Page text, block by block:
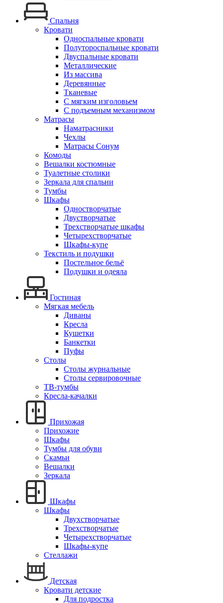
Спальня
Кровати
Односпальные кровати
Полутороспальные кровати
Двуспальные кровати
Металлические
Из массива
Деревянные
Тканевые
С мягким изголовьем
С подъемным механизмом
Матрасы
Наматрасники
Чехлы
Матрасы Сонум
Комоды
Вешалки костюмные
Туалетные столики
Зеркала для спальни
Тумбы
Шкафы
Одностворчатые
Двустворчатые
Трехстворчатые шкафы
Четырехстворчатые
Шкафы-купе
Текстиль и подушки
Постельное бельё
Подушки и одеяла
Гостиная
Мягкая мебель
Диваны
Кресла
Кушетки
Банкетки
Пуфы
Столы
Столы журнальные
Столы сервировочные
ТВ-тумбы
Кресла-качалки
Прихожая
Прихожие
Шкафы
Тумбы для обуви
Скамьи
Вешалки
Зеркала
Шкафы
Шкафы
Двухстворчатые
Трехстворчатые
Четырехстворчатые
Шкафы-купе
Стеллажи
Детская
Кровати детские
Для подростка